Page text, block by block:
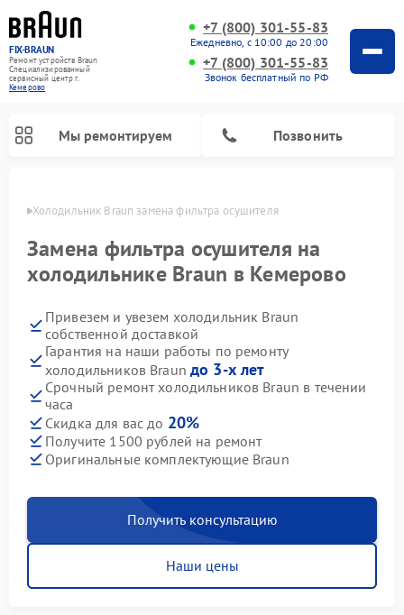
FIX-BRAUN
Ремонт устройств Braun
Специализированный
cервисный центр г.
Кемерово
+7 (800) 301-55-83
Ежедневно, с 10:00 до 20:00
+7 (800) 301-55-83
Звонок бесплатный по РФ
Мы ремонтируем Позвонить
Холодильник Braun замена фильтра осушителя
Замена фильтра осушителя на
холодильнике Braun в Кемерово
Привезем и увезем холодильник Braun
собственной доставкой
Гарантия на наши работы по ремонту
холодильников Braunдо 3-х лет
Срочный ремонт холодильников Braun в течении
часа
Скидка для вас до 20%
Получите 1500 рублей на ремонт
Оригинальные комплектующие Braun
Получить консультацию
Наши цены